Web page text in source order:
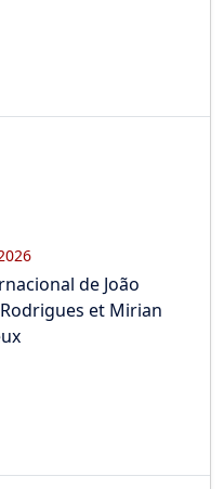
de João
et Mirian